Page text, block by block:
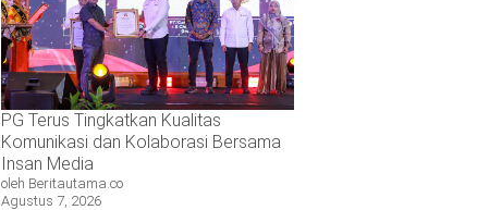
PG Terus Tingkatkan Kualitas
Komunikasi dan Kolaborasi Bersama
Insan Media
oleh Beritautama.co
Agustus 7, 2026